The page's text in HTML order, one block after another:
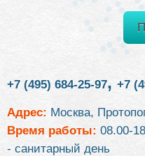
+7 (495) 684-25-97, +7
Адрес: Москва,
Время работы: 08.00-
- санитарный день